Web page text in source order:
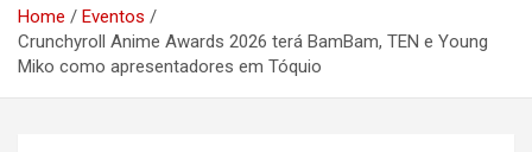
Home
Eventos
Crunchyroll Anime Awards 2026 terá BamBam, TEN e Young
Miko como apresentadores em Tóquio